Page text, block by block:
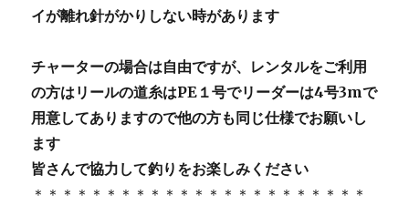
イが離れ針がかりしない時があります
チャーターの場合は自由ですが、レンタルをご利用
の方はリールの道糸はPE１号でリーダーは4号3mで
用意してありますので他の方も同じ仕様でお願いし
ます
皆さんで協力して釣りをお楽しみください
＊＊＊＊＊＊＊＊＊＊＊＊＊＊＊＊＊＊＊＊＊＊＊